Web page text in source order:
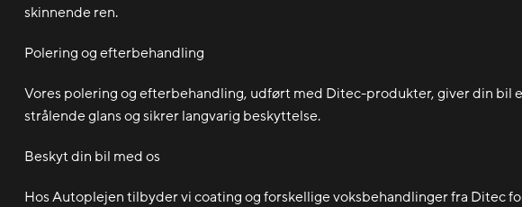
skinnende ren.
Polering og efterbehandling
Vores polering og efterbehandling, udført med Ditec-produkter, giver din bil
strålende glans og sikrer langvarig beskyttelse.
Beskyt din bil med os
Hos Autoplejen tilbyder vi coating og forskellige voksbehandlinger fra Ditec